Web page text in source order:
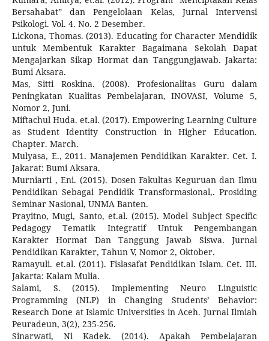
Bersahabat” dan Pengelolaan Kelas, Jurnal Intervensi
Psikologi. Vol. 4. No. 2 Desember.
Lickona, Thomas. (2013). Educating for Character Mendidik
untuk Membentuk Karakter Bagaimana Sekolah Dapat
Mengajarkan Sikap Hormat dan Tanggungjawab. Jakarta:
Bumi Aksara.
Mas, Sitti Roskina. (2008). Profesionalitas Guru dalam
Peningkatan Kualitas Pembelajaran, INOVASI, Volume 5,
Nomor 2, Juni.
Miftachul Huda. et.al. (2017). Empowering Learning Culture
as Student Identity Construction in Higher Education.
Chapter. March.
Mulyasa, E., 2011. Manajemen Pendidikan Karakter. Cet. I.
Jakarat: Bumi Aksara.
Murniarti , Eni. (2015). Dosen Fakultas Keguruan dan Ilmu
Pendidikan Sebagai Pendidik Transformasional,. Prosiding
Seminar Nasional, UNMA Banten.
Prayitno, Mugi, Santo, et.al. (2015). Model Subject Specific
Pedagogy Tematik Integratif Untuk Pengembangan
Karakter Hormat Dan Tanggung Jawab Siswa. Jurnal
Pendidikan Karakter, Tahun V, Nomor 2, Oktober.
Ramayuli. et.al. (2011). Fislasafat Pendidikan Islam. Cet. III.
Jakarta: Kalam Mulia.
Salami, S. (2015). Implementing Neuro Linguistic
Programming (NLP) in Changing Students’ Behavior:
Research Done at Islamic Universities in Aceh. Jurnal Ilmiah
Peuradeun, 3(2), 235-256.
Sinarwati, Ni Kadek. (2014). Apakah Pembelajaran